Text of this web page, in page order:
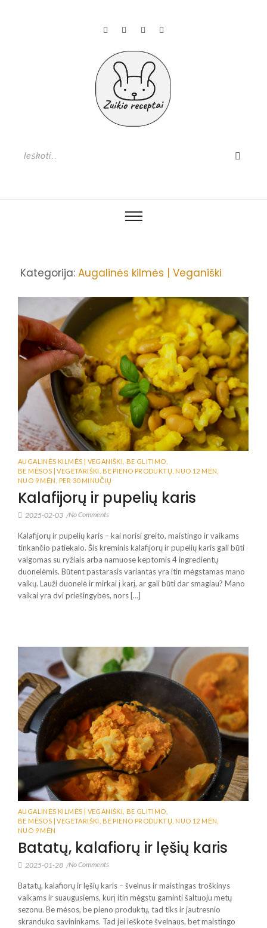
Kategorija: Augalinės kilmės | Veganiški
AUGALINĖS KILMĖS | VEGANIŠKI BE GLITIMO
BE MĖSOS | VEGETARIŠKI
BE PIENO PRODUKTŲ NUO 12 MĖN
NUO 9 MĖN
PER 30 MINUČIŲ
Kalafijorų ir pupelių karis
2025-02-03 /No Comments
Kalafijorų ir pupelių karis – kai norisi greito, maistingo ir vaikams
tinkančio patiekalo. Šis kreminis kalafijorų ir pupelių karis gali būti
valgomas su ryžiais arba namuose keptomis 4 ingredientų
duonelėmis. Būtent pastarasis variantas yra itin mėgstamas mano
vaikų. Lauži duonelė ir mirkai į karį, ar gali būti dar smagiau? Mano
vaikai yra dvi priešingybės, nors […]
AUGALINĖS KILMĖS | VEGANIŠKI BE GLITIMO
BE MĖSOS | VEGETARIŠKI
BE PIENO PRODUKTŲ NUO 12 MĖN
NUO 9 MĖN
Batatų, kalafiorų ir lęšių karis
2025-01-28 /No Comments
Batatų, kalafiorų ir lęšių karis – švelnus ir maistingas troškinys
vaikams ir suaugusiems, kurį itin mėgstu gaminti šaltuoju metų
sezonu. Be mėsos, be pieno produktų, tad tiks ir jautresnio
skranduko savininkams. Tad jei ieškote švelnaus, bet maistingo